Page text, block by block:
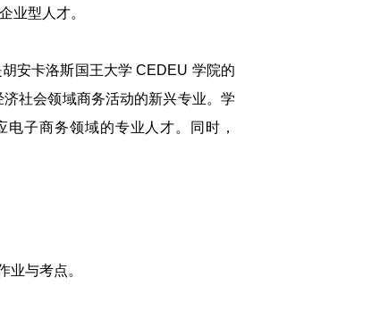
业型人才。
安卡洛斯国王大学 CEDEU 学院的
社会领域商务活动的新兴专业。学
子商务领域的专业人才。同时，
与考点。